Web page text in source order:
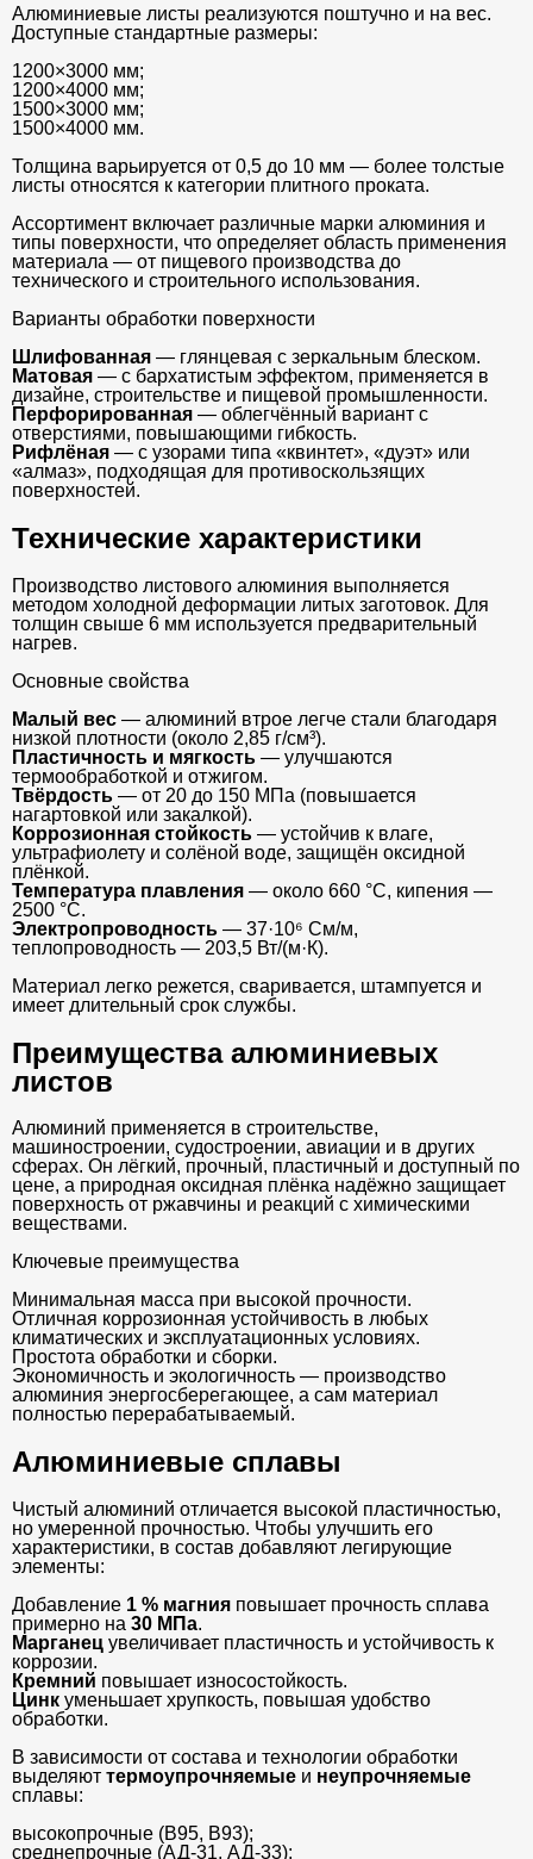
Алюминиевые листы реализуются поштучно и на вес.
Доступные стандартные размеры:
1200×3000 мм;
1200×4000 мм;
1500×3000 мм;
1500×4000 мм.
Толщина варьируется от 0,5 до 10 мм — более толстые
листы относятся к категории плитного проката.
Ассортимент включает различные марки алюминия и
типы поверхности, что определяет область применения
материала — от пищевого производства до
технического и строительного использования.
Варианты обработки поверхности
Шлифованная — глянцевая с зеркальным блеском.
Матовая — с бархатистым эффектом, применяется в
дизайне, строительстве и пищевой промышленности.
Перфорированная — облегчённый вариант с
отверстиями, повышающими гибкость.
Рифлёная — с узорами типа «квинтет», «дуэт» или
«алмаз», подходящая для противоскользящих
поверхностей.
Технические характеристики
Производство листового алюминия выполняется
методом холодной деформации литых заготовок. Для
толщин свыше 6 мм используется предварительный
нагрев.
Основные свойства
Малый вес — алюминий втрое легче стали благодаря
низкой плотности (около 2,85 г/см³).
Пластичность и мягкость — улучшаются
термообработкой и отжигом.
Твёрдость — от 20 до 150 МПа (повышается
нагартовкой или закалкой).
Коррозионная стойкость — устойчив к влаге,
ультрафиолету и солёной воде, защищён оксидной
плёнкой.
Температура плавления — около 660 °C, кипения —
2500 °C.
Электропроводность — 37·10⁶ См/м,
теплопроводность — 203,5 Вт/(м·К).
Материал легко режется, сваривается, штампуется и
имеет длительный срок службы.
Преимущества алюминиевых
листов
Алюминий применяется в строительстве,
машиностроении, судостроении, авиации и в других
сферах. Он лёгкий, прочный, пластичный и доступный по
цене, а природная оксидная плёнка надёжно защищает
поверхность от ржавчины и реакций с химическими
веществами.
Ключевые преимущества
Минимальная масса при высокой прочности.
Отличная коррозионная устойчивость в любых
климатических и эксплуатационных условиях.
Простота обработки и сборки.
Экономичность и экологичность — производство
алюминия энергосберегающее, а сам материал
полностью перерабатываемый.
Алюминиевые сплавы
Чистый алюминий отличается высокой пластичностью,
но умеренной прочностью. Чтобы улучшить его
характеристики, в состав добавляют легирующие
элементы:
Добавление 1 % магния повышает прочность сплава
примерно на 30 МПа.
Марганец увеличивает пластичность и устойчивость к
коррозии.
Кремний повышает износостойкость.
Цинк уменьшает хрупкость, повышая удобство
обработки.
В зависимости от состава и технологии обработки
выделяют термоупрочняемые и неупрочняемые
сплавы:
высокопрочные (В95, В93);
среднепрочные (АД-31, АД-33);